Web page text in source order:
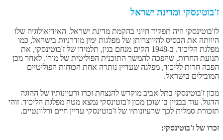
ז'בוטינסקי ומדינת ישראל
לז'בוטינסקי היה תפקיד חיוני בהקמת מדינת ישראל. האידיאולוגיה שלו
היוותה את הבסיס להיווצרותן של מפלגות ימין מודרניות בישראל, כמו
מפלגת הליכוד. ב-1948 הקים מנחם בגין, תלמידו של ז'בוטינסקי, את
תנועת החרות, שהפכה להמשך התוכנית הפוליטית של מורו. לאחר מכן
הפכה חרות לליכוד, מפלגה שעדיין נותרה אחת הכוחות הפוליטיים
המובילים בישראל.
מכון ז'בוטינסקי בתל אביב מוקדש להנצחת זכרו ורעיונותיו של ההוגה
הדגול. עוד בבניין בו שוכן מכון ז'בוטינסקי נמצא מטה מפלגת הליכוד. זוהי
תזכורת סמלית לכך שרעיונותיו של ז'בוטינסקי עדיין חיים ורלוונטיים.
זכרו של ז'בוטינסקי: